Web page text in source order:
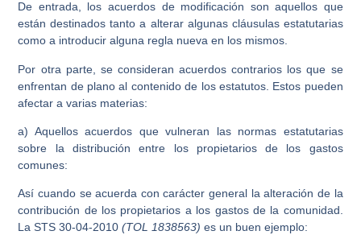
De entrada, los acuerdos de modificación son aquellos que
están destinados tanto a alterar algunas cláusulas estatutarias
como a introducir alguna regla nueva en los mismos.
Por otra parte, se consideran acuerdos contrarios los que se
enfrentan de plano al contenido de los estatutos. Estos pueden
afectar a varias materias:
a) Aquellos acuerdos que vulneran las normas estatutarias
sobre la distribución entre los propietarios de los gastos
comunes:
Así cuando se acuerda con carácter general la alteración de la
contribución de los propietarios a los gastos de la comunidad.
La STS 30-04-2010(TOL 1838563)es un buen ejemplo: